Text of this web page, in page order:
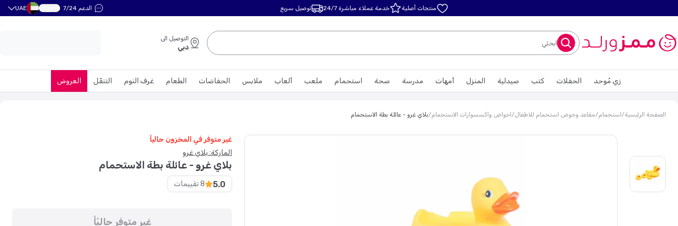
منتجات أصلية خدمة عملاء مباشرة 24/7 توصيل سريع الدعم 7/24 English
UAE
ابحثي
التوصيل الى
دبي
العروض التنقّل غرف النوم الطعام الحفاضات ملابس ألعاب ملعب استحمام صحة مدرسة أمهات المنزل صيدلية كتب الحفلات زي مُوحد
الصفحة الرئيسية/ استحمام/مقاعد وحوض استحمام للاطفال/ احواض واكسسوارات الاستحمام/بلاي غرو - عائلة بطة الاستحمام
غير متوفر في المخزون حالياً
الماركة: بلاي غرو
بلاي غرو - عائلة بطة الاستحمام
5.0
8تقييمات
غير متوفر حاليًاً